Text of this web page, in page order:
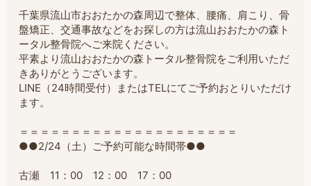
千葉県流山市おおたかの森周辺で整体、腰痛、肩こり、骨
盤矯正、交通事故などをお探しの方は流山おおたかの森ト
ータル整骨院へご来院ください。
平素より流山おおたかの森トータル整骨院をご利用いただ
きありがとうございます。
LINE（24時間受付）またはTELにてご予約おとりいただけ
ます。
＝＝＝＝＝＝＝＝＝＝＝＝＝＝＝＝＝＝＝＝＝
●●2/24（土）ご予約可能な時間帯●●
古瀬 11：00 12：00 17：00